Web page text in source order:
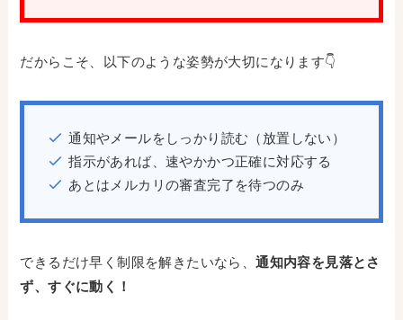
だからこそ、以下のような姿勢が大切になります👇
通知やメールをしっかり読む（放置しない）
指示があれば、速やかかつ正確に対応する
あとはメルカリの審査完了を待つのみ
できるだけ早く制限を解きたいなら、通知内容を見落とさ
ず、すぐに動く！